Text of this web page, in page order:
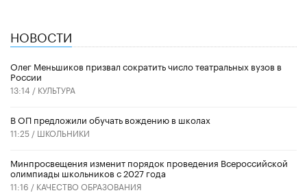
НОВОСТИ
Олег Меньшиков призвал сократить число театральных вузов в
России
13:14 / КУЛЬТУРА
В ОП предложили обучать вождению в школах
11:25 / ШКОЛЬНИКИ
Минпросвещения изменит порядок проведения Всероссийской
олимпиады школьников с 2027 года
11:16 / КАЧЕСТВО ОБРАЗОВАНИЯ